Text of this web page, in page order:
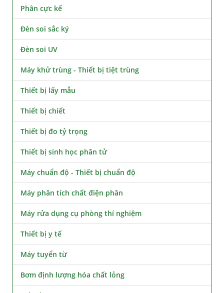
Phân cực kế
Đèn soi sắc ký
Đèn soi UV
Máy khử trùng - Thiết bị tiệt trùng
Thiết bị lấy mẫu
Thiết bị chiết
Thiết bị đo tỷ trọng
Thiết bị sinh học phân tử
Máy chuẩn độ - Thiết bị chuẩn độ
Máy phân tích chất điện phân
Máy rửa dụng cụ phòng thí nghiệm
Thiết bị y tế
Máy tuyển từ
Bơm định lượng hóa chất lỏng